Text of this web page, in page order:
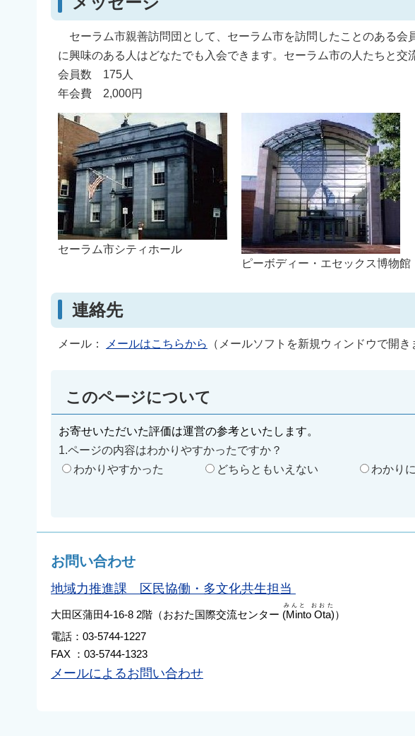
セーラム市親善訪問団として、セーラム市を訪問したことのある会
に興味のある人はどなたでも入会できます。セーラム市の人たちと交
会員数 175人
年会費 2,000円
セーラム市シティホール
ピーボディー・エセックス博物館
連絡先
メール： メールはこちらから （メールソフトを新規ウィンドウで開き
このページについて
お寄せいただいた評価は運営の参考といたします。
1.ページの内容はわかりやすかったですか？
わかりやすかった
どちらともいえない わかり
お問い合わせ
地域力推進課 区民協働・多文化共生担当
大田区蒲田4-16-8 2階（おおた国際交流センター (Minto Ota)
みんと おおた
）
電話：03-5744-1227
FAX ：03-5744-1323
メールによるお問い合わせ